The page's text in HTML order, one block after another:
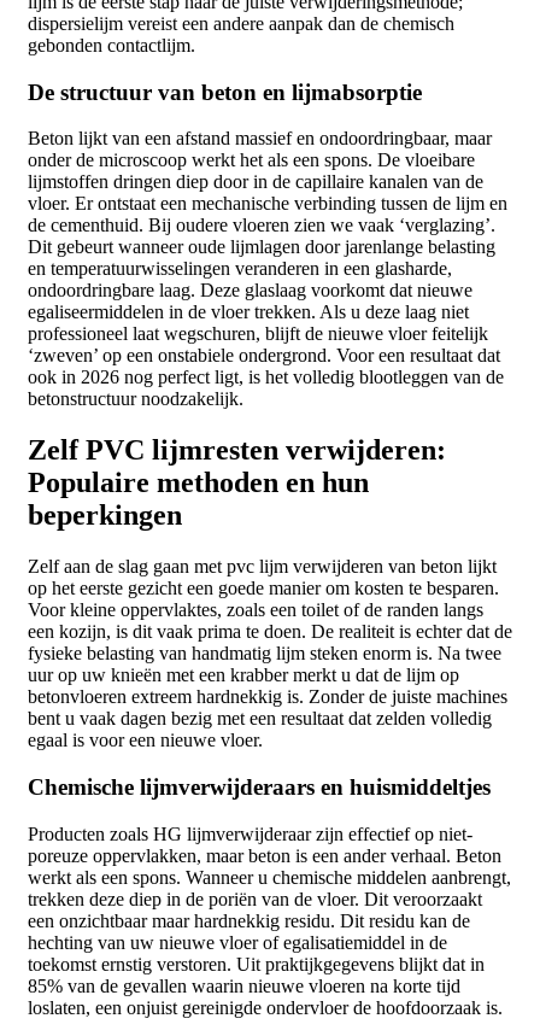
dispersielijm vereist een andere aanpak dan de chemisch
gebonden contactlijm.
De structuur van beton en lijmabsorptie
Beton lijkt van een afstand massief en ondoordringbaar, maar
onder de microscoop werkt het als een spons. De vloeibare
lijmstoffen dringen diep door in de capillaire kanalen van de
vloer. Er ontstaat een mechanische verbinding tussen de lijm en
de cementhuid. Bij oudere vloeren zien we vaak ‘verglazing’.
Dit gebeurt wanneer oude lijmlagen door jarenlange belasting
en temperatuurwisselingen veranderen in een glasharde,
ondoordringbare laag. Deze glaslaag voorkomt dat nieuwe
egaliseermiddelen in de vloer trekken. Als u deze laag niet
professioneel laat wegschuren, blijft de nieuwe vloer feitelijk
‘zweven’ op een onstabiele ondergrond. Voor een resultaat dat
ook in 2026 nog perfect ligt, is het volledig blootleggen van de
betonstructuur noodzakelijk.
Zelf PVC lijmresten verwijderen:
Populaire methoden en hun
beperkingen
Zelf aan de slag gaan met pvc lijm verwijderen van beton lijkt
op het eerste gezicht een goede manier om kosten te besparen.
Voor kleine oppervlaktes, zoals een toilet of de randen langs
een kozijn, is dit vaak prima te doen. De realiteit is echter dat de
fysieke belasting van handmatig lijm steken enorm is. Na twee
uur op uw knieën met een krabber merkt u dat de lijm op
betonvloeren extreem hardnekkig is. Zonder de juiste machines
bent u vaak dagen bezig met een resultaat dat zelden volledig
egaal is voor een nieuwe vloer.
Chemische lijmverwijderaars en huismiddeltjes
Producten zoals HG lijmverwijderaar zijn effectief op niet-
poreuze oppervlakken, maar beton is een ander verhaal. Beton
werkt als een spons. Wanneer u chemische middelen aanbrengt,
trekken deze diep in de poriën van de vloer. Dit veroorzaakt
een onzichtbaar maar hardnekkig residu. Dit residu kan de
hechting van uw nieuwe vloer of egalisatiemiddel in de
toekomst ernstig verstoren. Uit praktijkgegevens blijkt dat in
85% van de gevallen waarin nieuwe vloeren na korte tijd
loslaten, een onjuist gereinigde ondervloer de hoofdoorzaak is.